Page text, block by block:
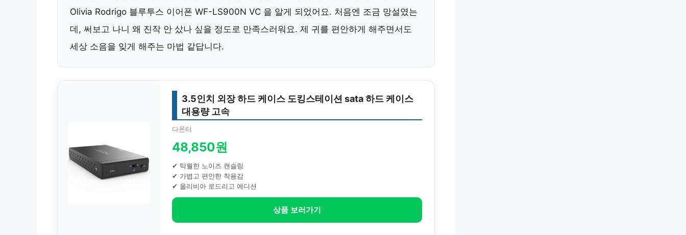
Olivia Rodrigo 블루투스 이어폰 WF-LS900N VC 을 알게 되었어요. 처음엔 조금 망설였는
데, 써보고 나니 왜 진작 안 샀나 싶을 정도로 만족스러워요. 제 귀를 편안하게 해주면서도
세상 소음을 잊게 해주는 마법 같답니다.
3.5인치 외장 하드 케이스 도킹스테이션 sata 하드 케이스
대용량 고속
다온터
48,850원
✔ 탁월한 노이즈 캔슬링
✔ 가볍고 편안한 착용감
✔ 올리비아 로드리고 에디션
상품 보러가기